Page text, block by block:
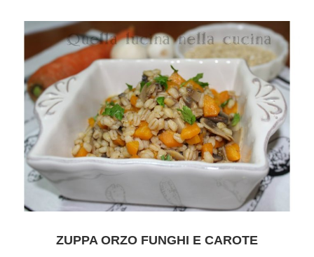
ZUPPA ORZO FUNGHI E CAROTE